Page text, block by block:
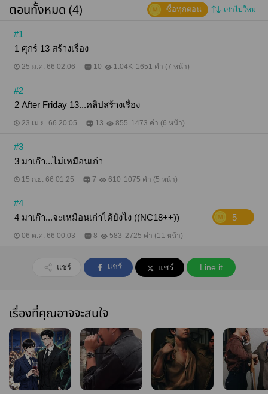
ตอนทั้งหมด (4) เก่าไปใหม่
ซื้อทุกตอน
#1
1 ศุกร์ 13 สร้างเรื่อง
25 ม.ค. 66 02:06 10 1.04K 1651 คำ (7 หน้า)
#2
2 After Friday 13...คลิปสร้างเรื่อง
23 เม.ย. 66 20:05 13 855 1473 คำ (6 หน้า)
#3
3 มาเก๊า...ไม่เหมือนเก่า
15 ก.ย. 66 01:25 7 610 1075 คำ (5 หน้า)
#4
4 มาเก๊า...จะเหมือนเก่าได้ยังไง ((NC18++))
5
06 ต.ค. 66 00:03 8 583 2725 คำ (11 หน้า)
แชร์ แชร์ แชร์ Line it
เรื่องที่คุณอาจจะสนใจ